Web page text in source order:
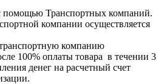
помощью Транспортных компаний.
компании осуществляется
транспортную компанию
100% оплаты товара в течении 3
денег на расчетный счет